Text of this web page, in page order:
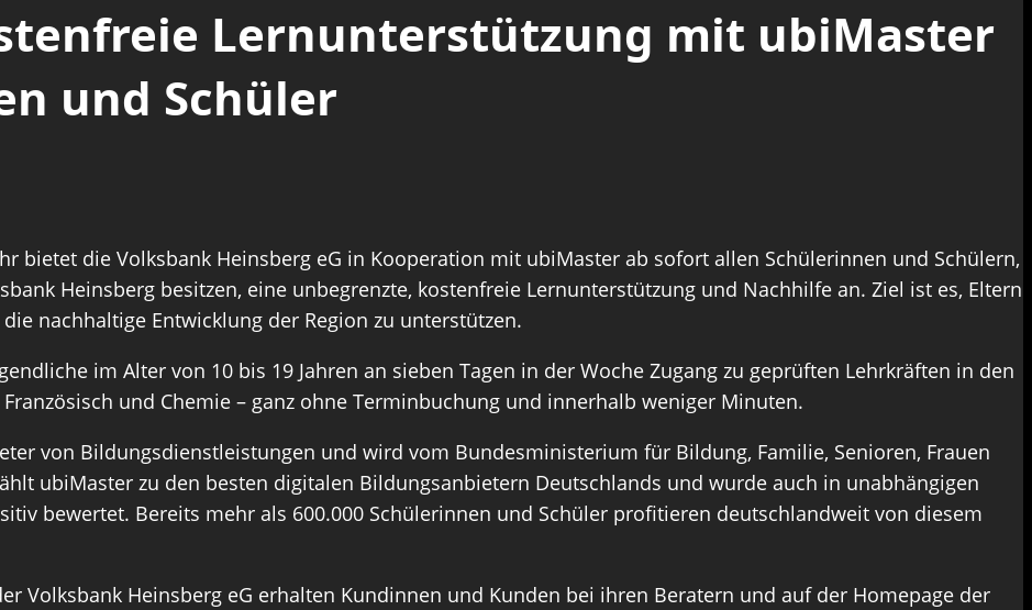
Lernunterstützung mit ubiMaster
und Schüler
bietet die Volksbank Heinsberg eG in Kooperation mit ubiMaster ab sofort allen Schülerinnen und Schülern,
Heinsberg besitzen, eine unbegrenzte, kostenfreie Lernunterstützung und Nachhilfe an. Ziel ist es, Eltern
nachhaltige Entwicklung der Region zu unterstützen.
im Alter von 10 bis 19 Jahren an sieben Tagen in der Woche Zugang zu geprüften Lehrkräften in den
und Chemie – ganz ohne Terminbuchung und innerhalb weniger Minuten.
von Bildungsdienstleistungen und wird vom Bundesministerium für Bildung, Familie, Senioren, Frauen
ubiMaster zu den besten digitalen Bildungsanbietern Deutschlands und wurde auch in unabhängigen
bewertet. Bereits mehr als 600.000 Schülerinnen und Schüler profitieren deutschlandweit von diesem
Volksbank Heinsberg eG erhalten Kundinnen und Kunden bei ihren Beratern und auf der Homepage der